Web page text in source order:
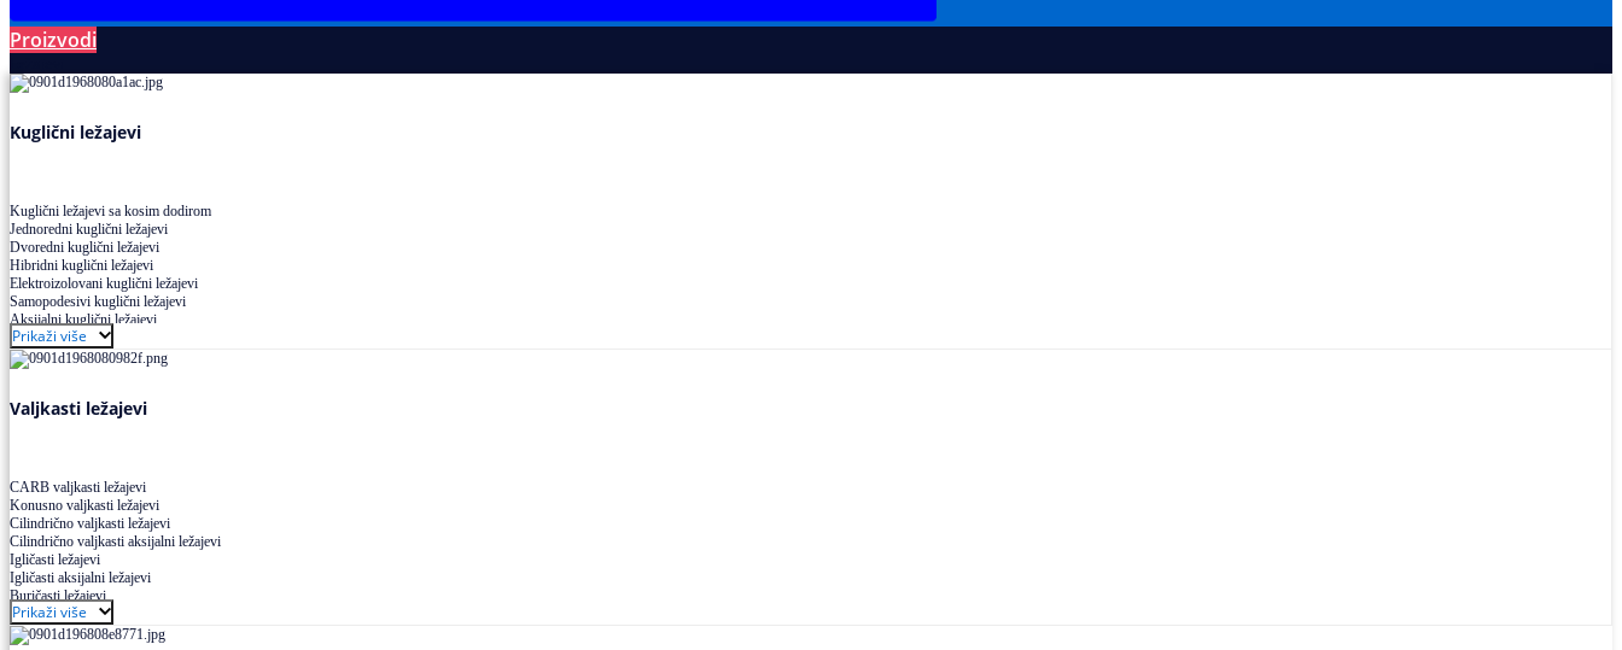
Proizvodi
Kuglični ležajevi
Kuglični ležajevi sa kosim dodirom
Jednoredni kuglični ležajevi
Dvoredni kuglični ležajevi
Hibridni kuglični ležajevi
Elektroizolovani kuglični ležajevi
Samopodesivi kuglični ležajevi
Aksijalni kuglični ležajevi
Kuglični ležajevi od nerđajućeg čelika
Prikaži više
Valjkasti ležajevi
CARB valjkasti ležajevi
Konusno valjkasti ležajevi
Cilindrično valjkasti ležajevi
Cilindrično valjkasti aksijalni ležajevi
Igličasti ležajevi
Igličasti aksijalni ležajevi
Buričasti ležajevi
Buričasti zaptiveni ležajevi
Buričasti aksijalni ležajevi
Prikaži više